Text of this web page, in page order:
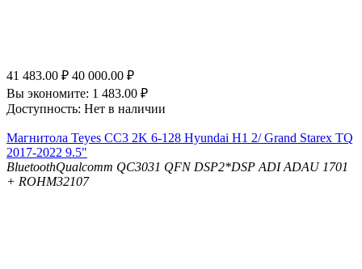
41 483.00 ₽ 40 000.00 ₽
Вы экономите: 1 483.00 ₽
Доступность: Нет в наличии
Магнитола Teyes CC3 2K 6-128 Hyundai H1 2/ Grand Starex TQ
2017-2022 9.5"
BluetoothQualcomm QC3031 QFN DSP2*DSP ADI ADAU 1701
+ ROHM32107